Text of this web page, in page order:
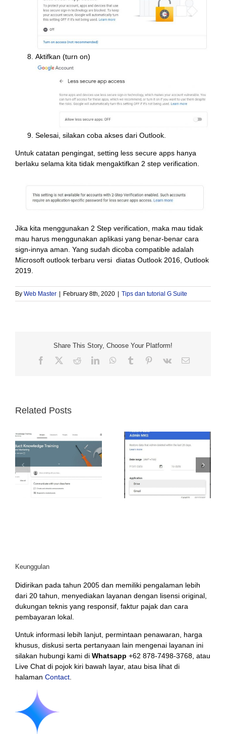
Aktifkan (turn on)
Selesai, silakan coba akses dari Outlook.
Untuk catatan pengingat, setting less secure apps hanya
berlaku selama kita tidak mengaktifkan 2 step verification.
Jika kita menggunakan 2 Step verification, maka mau tidak
mau harus menggunakan aplikasi yang benar-benar cara
sign-innya aman. Yang sudah dicoba compatible adalah
Microsoft outlook terbaru versi diatas Outlook 2016, Outlook
2019.
By Web Master | February 8th, 2020 | Tips dan tutorial G Suite
Share This Story, Choose Your Platform!
Facebook RedditLinkedInWhatsApp
Tumblr Pinterest
Vk Email
Related Posts
Mengembalikan Data
Email dan File yang
Terhapus
User Tidak Bisa
Merubah Foto Profil di
G Suite? Mungkin Ini
Keunggulan
Didirikan pada tahun 2005 dan memiliki pengalaman lebih
dari 20 tahun, menyediakan layanan dengan lisensi original,
dukungan teknis yang responsif, faktur pajak dan cara
pembayaran lokal.
Untuk informasi lebih lanjut, permintaan penawaran, harga
khusus, diskusi serta pertanyaan lain mengenai layanan ini
silakan hubungi kami di Whatsapp +62 878-7498-3768, atau
Live Chat di pojok kiri bawah layar, atau bisa lihat di
halaman Contact